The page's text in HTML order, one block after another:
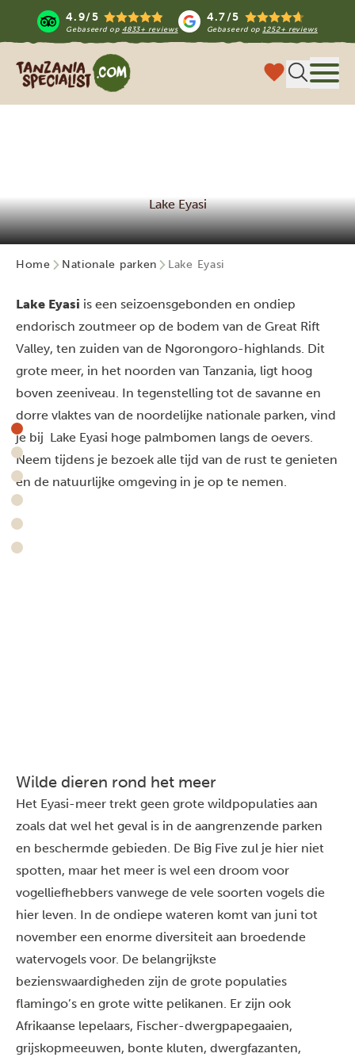
4.9/5
Gebaseerd op 4833+ reviews
4.7/5
Gebaseerd op1252+ reviews
Tanzania Specialist
Lake Eyasi
Home Nationale parken Lake Eyasi
Lake Eyasi is een seizoensgebonden en ondiep
endorisch zoutmeer op de bodem van de Great Rift
Valley, ten zuiden van de Ngorongoro-highlands. Dit
grote meer, in het noorden van Tanzania, ligt hoog
boven zeeniveau. In tegenstelling tot de savanne en
dorre vlaktes van de noordelijke nationale parken, vind
je bij Lake Eyasi hoge palmbomen langs de oevers.
Neem tijdens je bezoek alle tijd van de rust te genieten
en de natuurlijke omgeving in je op te nemen.
Wilde dieren rond het meer
Het Eyasi-meer trekt geen grote wildpopulaties aan
zoals dat wel het geval is in de aangrenzende parken
en beschermde gebieden. De Big Five zul je hier niet
spotten, maar het meer is wel een droom voor
vogelliefhebbers vanwege de vele soorten vogels die
hier leven. In de ondiepe wateren komt van juni tot
november een enorme diversiteit aan broedende
watervogels voor. De belangrijkste
bezienswaardigheden zijn de grote populaties
flamingo’s en grote witte pelikanen. Er zijn ook
Afrikaanse lepelaars, Fischer-dwergpapegaaien,
grijskopmeeuwen, bonte kluten, dwergfazanten,